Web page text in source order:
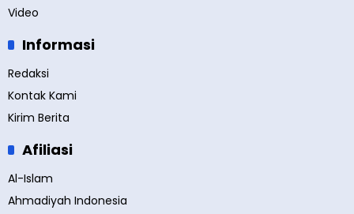
Video
Informasi
Redaksi
Kontak Kami
Kirim Berita
Afiliasi
Al-Islam
Ahmadiyah Indonesia